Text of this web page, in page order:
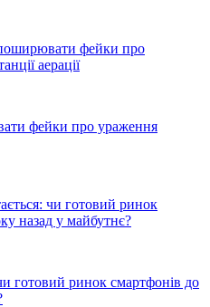
фейки про ураження
готовий ринок смартфонів до